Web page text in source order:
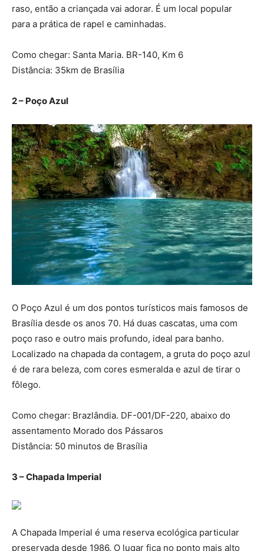
raso, então a criançada vai adorar. É um local popular
para a prática de rapel e caminhadas.
Como chegar: Santa Maria. BR-140, Km 6
Distância: 35km de Brasília
2 – Poço Azul
O Poço Azul é um dos pontos turísticos mais famosos de
Brasília desde os anos 70. Há duas cascatas, uma com
poço raso e outro mais profundo, ideal para banho.
Localizado na chapada da contagem, a gruta do poço azul
é de rara beleza, com cores esmeralda e azul de tirar o
fôlego.
Como chegar: Brazlândia. DF-001/DF-220, abaixo do
assentamento Morado dos Pássaros
Distância: 50 minutos de Brasília
3 – Chapada Imperial
A Chapada Imperial é uma reserva ecológica particular
preservada desde 1986. O lugar fica no ponto mais alto